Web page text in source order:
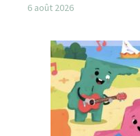
6 août 2026